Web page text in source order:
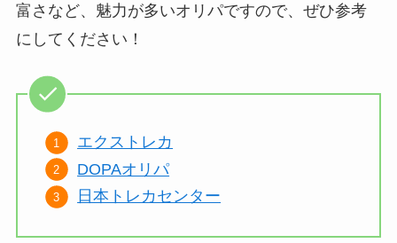
富さなど、魅力が多いオリパですので、ぜひ参考
にしてください！
エクストレカ
DOPAオリパ
日本トレカセンター